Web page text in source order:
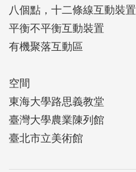
八個點，十二條線互動裝置
平衡不平衡互動裝置
有機聚落互動區
空間
東海大學路思義教堂
臺灣大學農業陳列館
臺北市立美術館